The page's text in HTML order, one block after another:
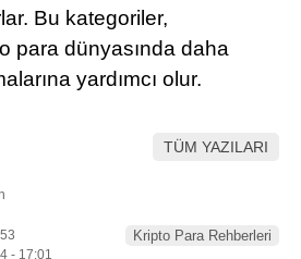
Telegram
Bu kategoriler,
para dünyasında daha
yardımcı olur.
TÜM YAZILARI
- 17:01
Kripto Para Rehberleri